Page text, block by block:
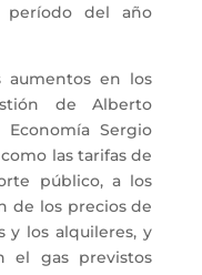
período del año
aumentos en los
de Alberto
Sergio
las tarifas de
público, a los
de los precios de
y los alquileres, y
el gas previstos